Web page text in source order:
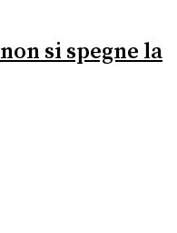
si spegne la